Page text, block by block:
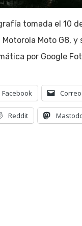
tomada el 10
Motorola Moto G8,
por Google
Facebook
Reddit